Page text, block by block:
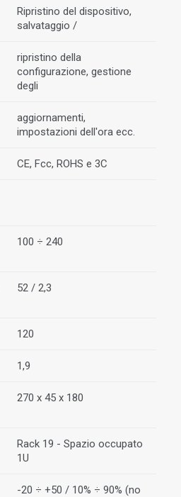
Ripristino del dispositivo,
salvataggio /
ripristino della
configurazione, gestione
degli
aggiornamenti,
impostazioni dell'ora ecc.
CE, Fcc, ROHS e 3C
100 ÷ 240
52 / 2,3
120
1,9
270 x 45 x 180
Rack 19 - Spazio occupato
1U
-20 ÷ +50 / 10% ÷ 90% (no